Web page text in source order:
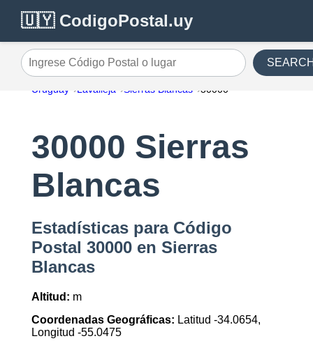
🇺🇾 CodigoPostal.uy
Ingrese Código Postal o lugar
Uruguay Lavalleja Sierras Blancas 30000
30000 Sierras
Blancas
Estadísticas para Código
Postal 30000 en Sierras
Blancas
Altitud: m
Coordenadas Geográficas: Latitud -34.0654,
Longitud -55.0475